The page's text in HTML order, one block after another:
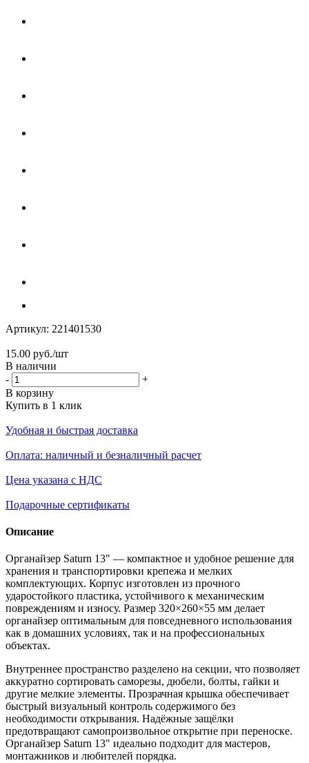
Артикул: 221401530
15.00 руб./шт
В наличии
-
+
В корзину
Купить в 1 клик
Удобная и быстрая доставка
Оплата: наличный и безналичный расчет
Цена указана с НДС
Подарочные сертификаты
Описание
Органайзер Saturn 13" — компактное и удобное решение для
хранения и транспортировки крепежа и мелких
комплектующих. Корпус изготовлен из прочного
ударостойкого пластика, устойчивого к механическим
повреждениям и износу. Размер 320×260×55 мм делает
органайзер оптимальным для повседневного использования
как в домашних условиях, так и на профессиональных
объектах.
Внутреннее пространство разделено на секции, что позволяет
аккуратно сортировать саморезы, дюбели, болты, гайки и
другие мелкие элементы. Прозрачная крышка обеспечивает
быстрый визуальный контроль содержимого без
необходимости открывания. Надёжные защёлки
предотвращают самопроизвольное открытие при переноске.
Органайзер Saturn 13" идеально подходит для мастеров,
монтажников и любителей порядка.